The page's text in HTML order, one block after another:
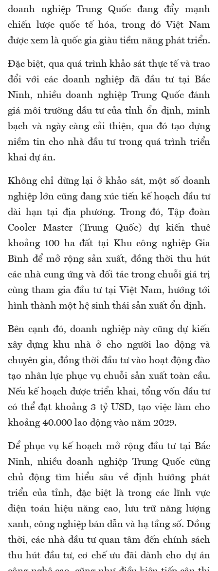
doanh nghiệp Trung Quốc đang đẩy mạnh
chiến lược quốc tế hóa, trong đó Việt Nam
được xem là quốc gia giàu tiềm năng phát triển.
Đặc biệt, qua quá trình khảo sát thực tế và trao
đổi với các doanh nghiệp đã đầu tư tại Bắc
Ninh, nhiều doanh nghiệp Trung Quốc đánh
giá môi trường đầu tư của tỉnh ổn định, minh
bạch và ngày càng cải thiện, qua đó tạo dựng
niềm tin cho nhà đầu tư trong quá trình triển
khai dự án.
Không chỉ dừng lại ở khảo sát, một số doanh
nghiệp lớn cũng đang xúc tiến kế hoạch đầu tư
dài hạn tại địa phương. Trong đó, Tập đoàn
Cooler Master (Trung Quốc) dự kiến thuê
khoảng 100 ha đất tại Khu công nghiệp Gia
Bình để mở rộng sản xuất, đồng thời thu hút
các nhà cung ứng và đối tác trong chuỗi giá trị
cùng tham gia đầu tư tại Việt Nam, hướng tới
hình thành một hệ sinh thái sản xuất ổn định.
Bên cạnh đó, doanh nghiệp này cũng dự kiến
xây dựng khu nhà ở cho người lao động và
chuyên gia, đồng thời đầu tư vào hoạt động đào
tạo nhân lực phục vụ chuỗi sản xuất toàn cầu.
Nếu kế hoạch được triển khai, tổng vốn đầu tư
có thể đạt khoảng 3 tỷ USD, tạo việc làm cho
khoảng 40.000 lao động vào năm 2029.
Để phục vụ kế hoạch mở rộng đầu tư tại Bắc
Ninh, nhiều doanh nghiệp Trung Quốc cũng
chủ động tìm hiểu sâu về định hướng phát
triển của tỉnh, đặc biệt là trong các lĩnh vực
điện toán hiệu năng cao, lưu trữ năng lượng
xanh, công nghiệp bán dẫn và hạ tầng số. Đồng
thời, các nhà đầu tư quan tâm đến chính sách
thu hút đầu tư, cơ chế ưu đãi dành cho dự án